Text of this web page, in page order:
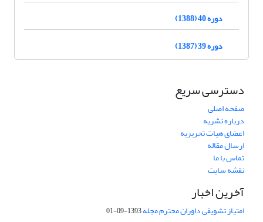
دوره 40 (1388)
دوره 39 (1387)
دسترسی سریع
صفحه اصلی
درباره نشریه
اعضای هیات تحریریه
ارسال مقاله
تماس با ما
نقشه سایت
آخرین اخبار
امتیاز تشویقی داوران محترم مجله1393-09-01